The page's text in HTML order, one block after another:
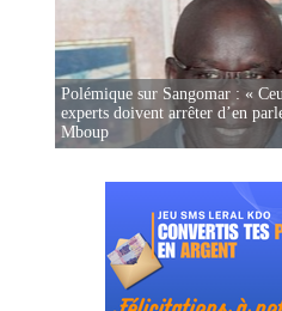
Polémique sur Sangomar : «
experts doivent arrêter d’en
Mboup